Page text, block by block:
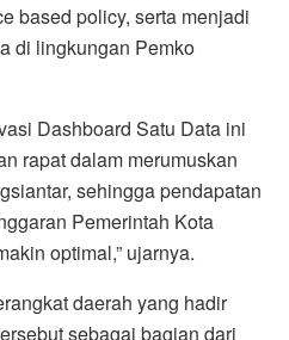
based policy, serta menjadi
di lingkungan Pemko
Dashboard Satu Data ini
rapat dalam merumuskan
sehingga pendapatan
Pemerintah Kota
optimal,” ujarnya.
daerah yang hadir
sebagai bagian dari